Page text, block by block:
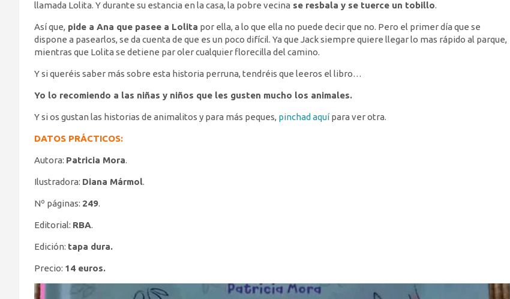
llamada Lolita. Y durante su estancia en la casa, la pobre vecina se resbala y se tuerce un tobillo.
Así que, pide a Ana que pasee a Lolita por ella, a lo que ella no puede decir que no. Pero el primer día que se
dispone a pasearlos, se da cuenta de que es un poco difícil. Ya que Jack siempre quiere llegar lo mas rápido al parque,
mientras que Lolita se detiene par oler cualquier florecilla del camino.
Y si queréis saber más sobre esta historia perruna, tendréis que leeros el libro…
Yo lo recomiendo a las niñas y niños que les gusten mucho los animales.
Y si os gustan las historias de animalitos y para más peques, pinchad aquí para ver otra.
DATOS PRÁCTICOS:
Autora: Patricia Mora.
Ilustradora: Diana Mármol.
Nº páginas: 249.
Editorial: RBA.
Edición: tapa dura.
Precio: 14 euros.